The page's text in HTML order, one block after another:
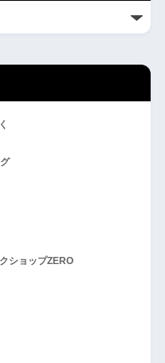
ショップZERO